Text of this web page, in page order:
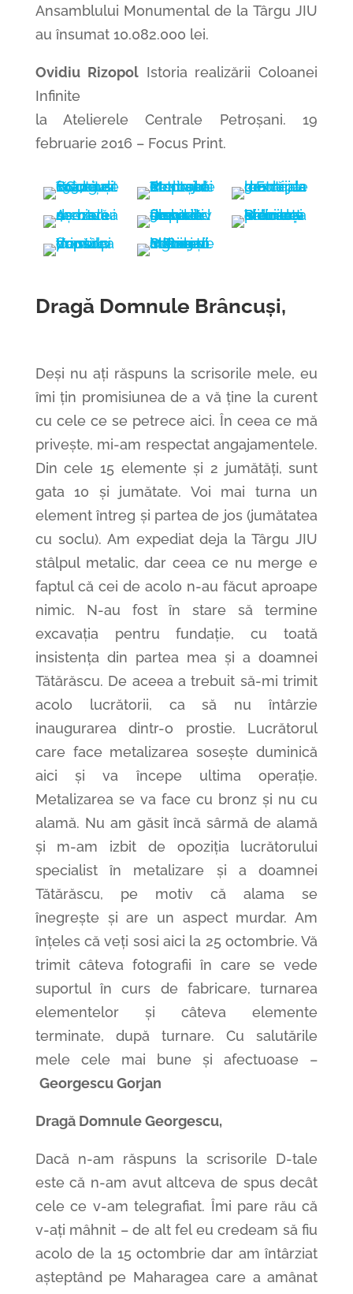
Ansamblului Monumental de la Târgu JIU
au însumat 10.082.000 lei.
Ovidiu Rizopol Istoria realizării Coloanei
Infinite
la Atelierele Centrale Petroșani. 19
februarie 2016 – Focus Print.
Dragă Domnule Brâncuși,
Deși nu ați răspuns la scrisorile mele, eu
îmi țin promisiunea de a vă ține la curent
cu cele ce se petrece aici. În ceea ce mă
privește, mi-am respectat angajamentele.
Din cele 15 elemente și 2 jumătăți, sunt
gata 10 și jumătate. Voi mai turna un
element întreg și partea de jos (jumătatea
cu soclu). Am expediat deja la Târgu JIU
stâlpul metalic, dar ceea ce nu merge e
faptul că cei de acolo n-au făcut aproape
nimic. N-au fost în stare să termine
excavația pentru fundație, cu toată
insistența din partea mea și a doamnei
Tătărăscu. De aceea a trebuit să-mi trimit
acolo lucrătorii, ca să nu întârzie
inaugurarea dintr-o prostie. Lucrătorul
care face metalizarea sosește duminică
aici și va începe ultima operație.
Metalizarea se va face cu bronz și nu cu
alamă. Nu am găsit încă sârmă de alamă
și m-am izbit de opoziția lucrătorului
specialist în metalizare și a doamnei
Tătărăscu, pe motiv că alama se
înegrește și are un aspect murdar. Am
înțeles că veți sosi aici la 25 octombrie. Vă
trimit câteva fotografii în care se vede
suportul în curs de fabricare, turnarea
elementelor și câteva elemente
terminate, după turnare. Cu salutările
mele cele mai bune și afectuoase –
Georgescu Gorjan
Dragă Domnule Georgescu,
Dacă n-am răspuns la scrisorile D-tale
este că n-am avut altceva de spus decât
cele ce v-am telegrafiat. Îmi pare rău că
v-ați mâhnit – de alt fel eu credeam să fiu
acolo de la 15 octombrie dar am întârziat
așteptând pe Maharagea care a amânat